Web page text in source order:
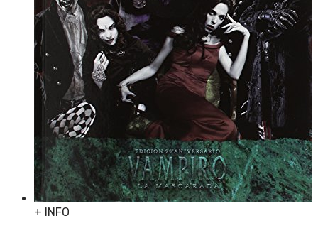
+ INFO